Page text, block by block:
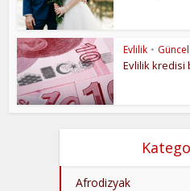
Evlilik • Güncel
Evlilik kredisi
Afrodizyak